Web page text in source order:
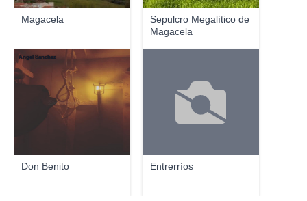
Magacela
Sepulcro Megalítico de
Magacela
Don Benito
Angel Sanchez
Entrerríos